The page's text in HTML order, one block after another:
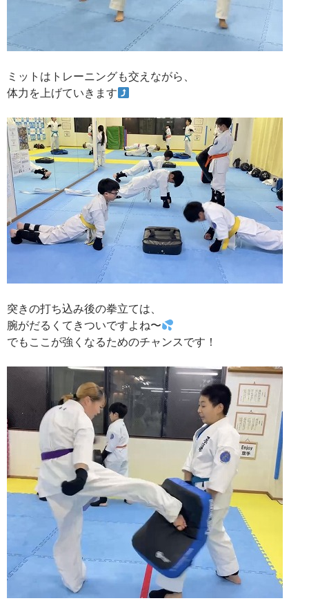
ミットはトレーニングも交えながら、
体力を上げていきます
突きの打ち込み後の拳立ては、
腕がだるくてきついですよね〜
でもここが強くなるためのチャンスです！